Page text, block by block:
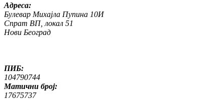
Адреса:
Булевар Михајла Пупина 10И
Спрат ВП, локал 51
Нови Београд
ПИБ:
104790744
Матични број:
17675737